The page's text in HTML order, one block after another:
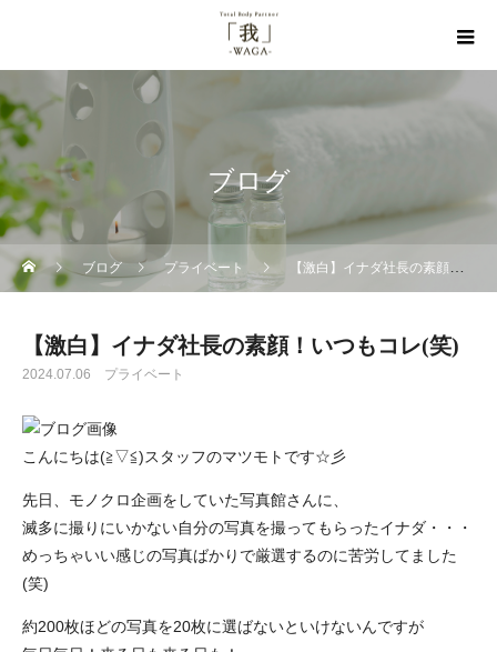
ブログ
ブログ プライベート 【激白】イナダ社長の素顔！いつもコレ(笑)
【激白】イナダ社長の素顔！いつもコレ(笑)
2024.07.06 プライベート
こんにちは(≧▽≦)スタッフのマツモトです☆彡
先日、モノクロ企画をしていた写真館さんに、
滅多に撮りにいかない自分の写真を撮ってもらったイナダ・・・
めっちゃいい感じの写真ばかりで厳選するのに苦労してました
(笑)
約200枚ほどの写真を20枚に選ばないといけないんですが